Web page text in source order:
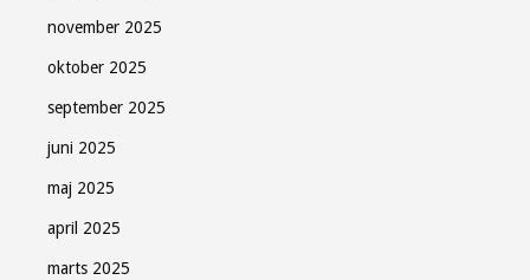
november 2025
oktober 2025
september 2025
juni 2025
maj 2025
april 2025
marts 2025